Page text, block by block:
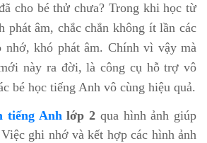
cho bé thử chưa? Trong khi học từ
phát âm, chắc chắn không ít lần các
nhớ, khó phát âm. Chính vì vậy mà
này ra đời, là công cụ hỗ trợ vô
bé học tiếng Anh vô cùng hiệu quả.
tiếng Anhlớp 2 qua hình ảnh giúp
ghi nhớ và kết hợp các hình ảnh